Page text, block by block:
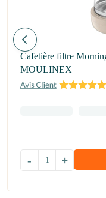
Cafetière filtre
MOULINEX
+
-